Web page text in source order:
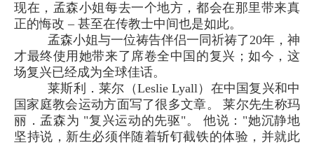
现在，孟森小姐每去一个地方，都会在那里带来真
正的悔改 – 甚至在传教士中间也是如此。
孟森小姐与一位祷告伴侣一同祈祷了20年，神
才最终使用她带来了席卷全中国的复兴；如今，这
场复兴已经成为全球佳话。
莱斯利．莱尔（Leslie Lyall）在中国复兴和中
国家庭教会运动方面写了很多文章。 莱尔先生称玛
丽．孟森为 "复兴运动的先驱"。 他说："她沉静地
坚持说，新生必须伴随着斩钉截铁的体验，并就此